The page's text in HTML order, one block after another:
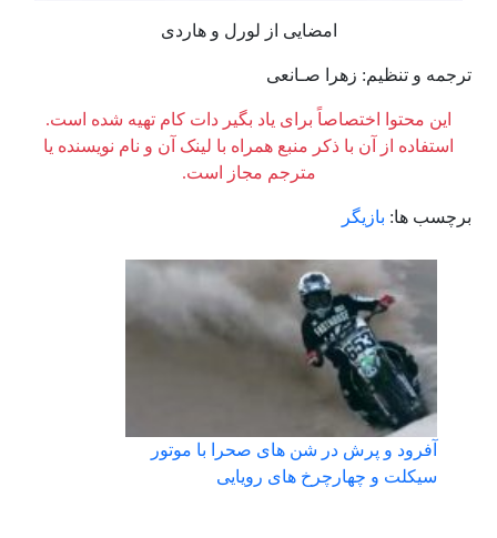
امضایی از لورل و هاردی
ترجمه و تنظیم: زهرا صـانعی
این محتوا اختصاصاً برای یاد بگیر دات کام تهیه شده است.
استفاده از آن با ذکر منبع همراه با لینک آن و نام نویسنده یا
مترجم مجاز است.
برچسب ها: بازیگر
آفرود و پرش در شن های صحرا با موتور
سیکلت و چهارچرخ های رویایی